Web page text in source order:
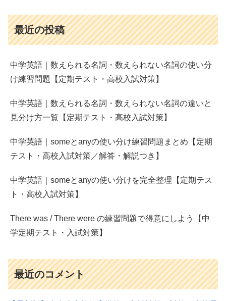
最近の投稿
中学英語｜数えられる名詞・数えられない名詞の使い分
け練習問題【定期テスト・高校入試対策】
中学英語｜数えられる名詞・数えられない名詞の違いと
見分け方一覧【定期テスト・高校入試対策】
中学英語｜someとanyの使い分け練習問題まとめ【定期
テスト・高校入試対策／解答・解説つき】
中学英語｜someとanyの使い分けを完全整理【定期テス
ト・高校入試対策】
There was / There were の練習問題で得意にしよう【中
学定期テスト・入試対策】
最近のコメント